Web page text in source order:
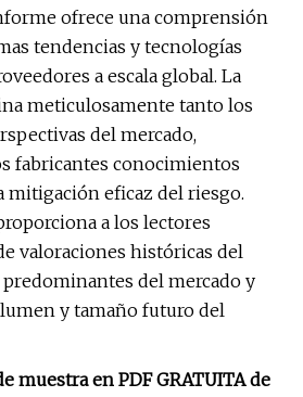
ofrece una comprensión
tendencias y tecnologías
a escala global. La
meticulosamente tanto los
del mercado,
fabricantes conocimientos
mitigación eficaz del riesgo.
a los lectores
valoraciones históricas del
del mercado y
y tamaño futuro del
muestra en PDF GRATUITA de